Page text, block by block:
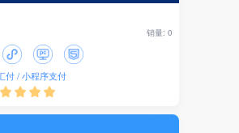
报
销量: 0
付 小程序支付
   